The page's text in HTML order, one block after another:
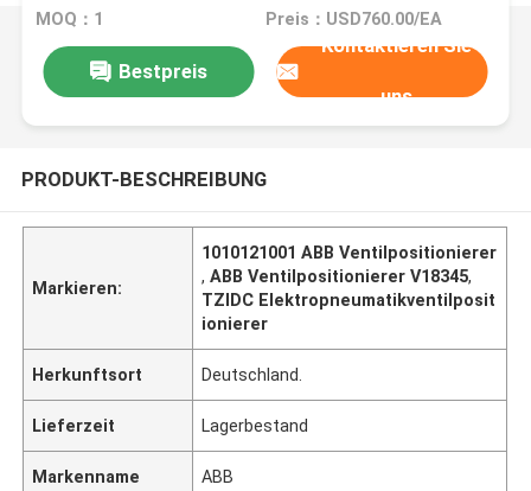
V18345
MOQ：1 Preis：USD760.00/EA
Bestpreis
Kontaktieren Sie
uns
PRODUKT-BESCHREIBUNG
Markieren:
1010121001 ABB Ventilpositionierer
,ABB Ventilpositionierer V18345,
TZIDC Elektropneumatikventilposit
ionierer
Herkunftsort Deutschland.
Lieferzeit Lagerbestand
Markenname ABB